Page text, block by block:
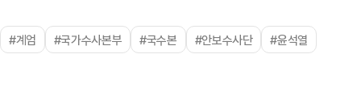
#계엄 #국가수사본부 #국수본 #안보수사단 #윤석열